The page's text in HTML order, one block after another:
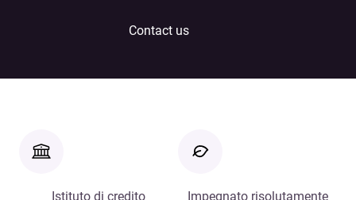
Contact us
Istituto di credito
Impegnato risolutamente